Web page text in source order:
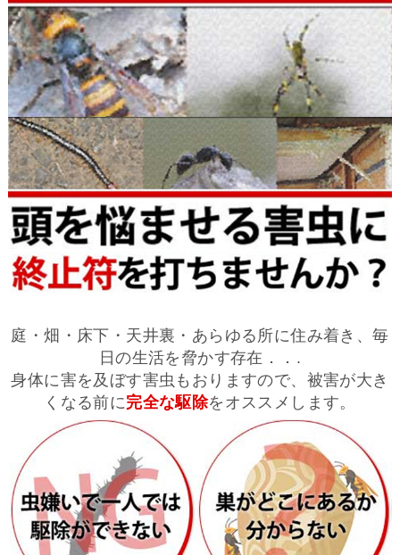
庭・畑・床下・天井裏・あらゆる所に住み着き、毎
日の生活を脅かす存在．．.
身体に害を及ぼす害虫もおりますので、被害が大き
くなる前に完全な駆除をオススメします。